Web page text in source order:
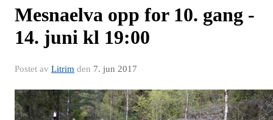
Mesnaelva opp for 10. gang -
14. juni kl 19:00
Postet av Litrim den 7. jun 2017